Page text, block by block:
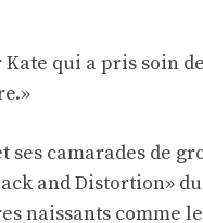
qui a pris soin
camarades de
and Distortion»
naissants comme